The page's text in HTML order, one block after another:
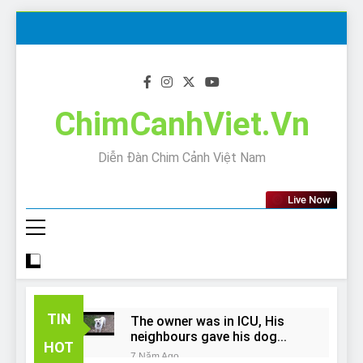
ChimCanhViet.Vn
Diễn Đàn Chim Cảnh Việt Nam
Live Now
TIN
HOT
The owner was in ICU, His
neighbours gave his dog
away!
7 Năm Ago